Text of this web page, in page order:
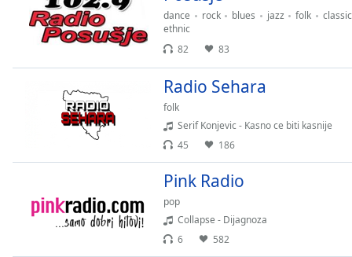
Remaining
Time-
Chapters
Descriptions
descriptions
dance rock blues jazz folk classic
ethnic
82
83
Radio Sehara
folk
Serif Konjevic - Kasno ce biti kasnije
45
186
Pink Radio
pop
Collapse - Dijagnoza
6
582